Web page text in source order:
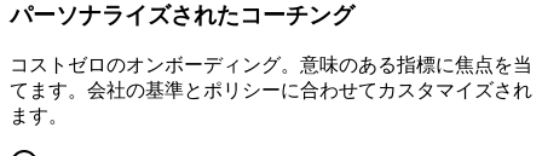
パーソナライズされたコーチング
コストゼロのオンボーディング。意味のある指標に焦点を当
てます。会社の基準とポリシーに合わせてカスタマイズされ
ます。